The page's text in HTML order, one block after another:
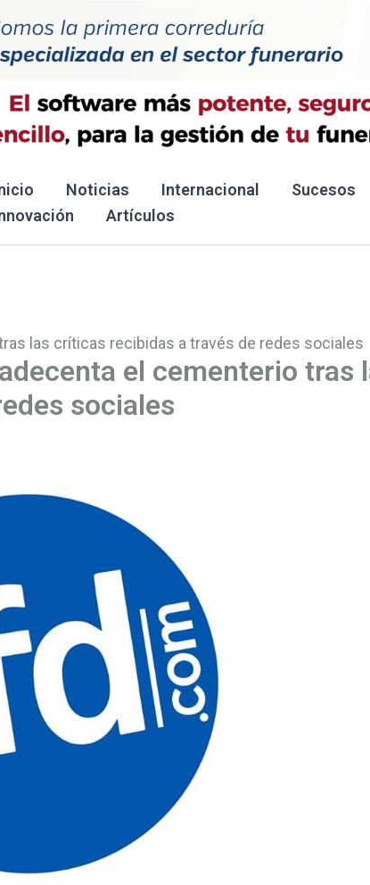
Noticias Internacional Sucesos
Artículos
las críticas recibidas a través de redes sociales
el cementerio tras
sociales